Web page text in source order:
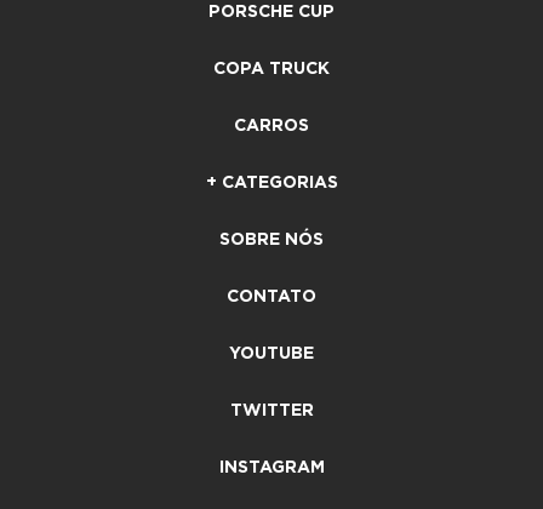
PORSCHE CUP
COPA TRUCK
CARROS
+ CATEGORIAS
SOBRE NÓS
CONTATO
YOUTUBE
TWITTER
INSTAGRAM